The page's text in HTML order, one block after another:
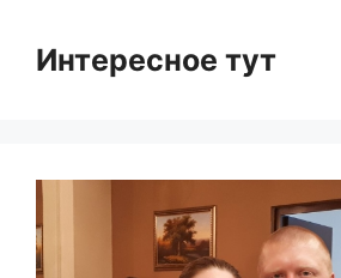
contentИнтересное тут